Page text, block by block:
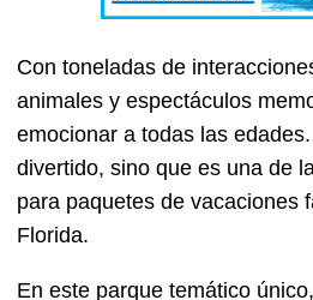
Con toneladas de
animales y espectáculos
emocionar a todas las
divertido, sino que es una de
para paquetes de vacaciones
Florida.
En este parque temático